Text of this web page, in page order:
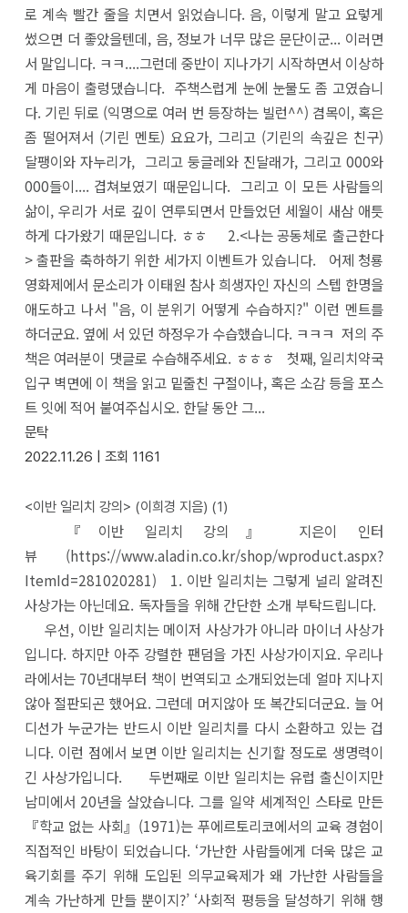
로 계속 빨간 줄을 치면서 읽었습니다. 음, 이렇게 말고 요렇게
썼으면 더 좋았을텐데, 음, 정보가 너무 많은 문단이군... 이러면
서 말입니다. ㅋㅋ....그런데 중반이 지나가기 시작하면서 이상하
게 마음이 출렁댔습니다. 주책스럽게 눈에 눈물도 좀 고였습니
다. 기린 뒤로 (익명으로 여러 번 등장하는 빌런^^) 겸목이, 혹은
좀 떨어져서 (기린 멘토) 요요가, 그리고 (기린의 속깊은 친구)
달팽이와 자누리가, 그리고 둥글레와 진달래가, 그리고 000와
000들이.... 겹쳐보였기 때문입니다. 그리고 이 모든 사람들의
삶이, 우리가 서로 깊이 연루되면서 만들었던 세월이 새삼 애틋
하게 다가왔기 때문입니다. ㅎㅎ 2.<나는 공동체로 출근한다
> 출판을 축하하기 위한 세가지 이벤트가 있습니다. 어제 청룡
영화제에서 문소리가 이태원 참사 희생자인 자신의 스텝 한명을
애도하고 나서 "음, 이 분위기 어떻게 수습하지?" 이런 멘트를
하더군요. 옆에 서 있던 하정우가 수습했습니다. ㅋㅋㅋ 저의 주
책은 여러분이 댓글로 수습해주세요. ㅎㅎㅎ 첫째, 일리치약국
입구 벽면에 이 책을 읽고 밑줄친 구절이나, 혹은 소감 등을 포스
트 잇에 적어 붙여주십시오. 한달 동안 그...
문탁
2022.11.26 |
조회 1161
<이반 일리치 강의> (이희경 지음) (1)
『이반 일리치 강의』 지은이 인터
뷰 (https://www.aladin.co.kr/shop/wproduct.aspx?
ItemId=281020281) 1. 이반 일리치는 그렇게 널리 알려진
사상가는 아닌데요. 독자들을 위해 간단한 소개 부탁드립니다.
우선, 이반 일리치는 메이저 사상가가 아니라 마이너 사상가
입니다. 하지만 아주 강렬한 팬덤을 가진 사상가이지요. 우리나
라에서는 70년대부터 책이 번역되고 소개되었는데 얼마 지나지
않아 절판되곤 했어요. 그런데 머지않아 또 복간되더군요. 늘 어
디선가 누군가는 반드시 이반 일리치를 다시 소환하고 있는 겁
니다. 이런 점에서 보면 이반 일리치는 신기할 정도로 생명력이
긴 사상가입니다. 두번째로 이반 일리치는 유럽 출신이지만
남미에서 20년을 살았습니다. 그를 일약 세계적인 스타로 만든
『학교 없는 사회』(1971)는 푸에르토리코에서의 교육 경험이
직접적인 바탕이 되었습니다. ‘가난한 사람들에게 더욱 많은 교
육기회를 주기 위해 도입된 의무교육제가 왜 가난한 사람들을
계속 가난하게 만들 뿐이지?’ ‘사회적 평등을 달성하기 위해 행